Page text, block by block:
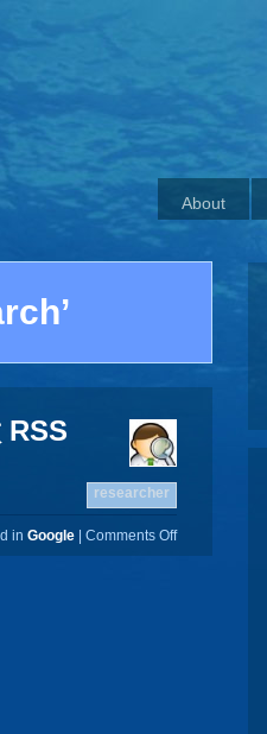
About
researcher
in Google Comments Off